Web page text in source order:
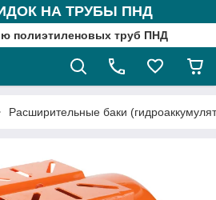
НА ТРУБЫ ПНД
полиэтиленовых труб ПНД
Расширительные баки